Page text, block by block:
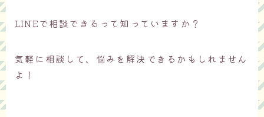
LINEで相談できるって知っていますか？
気軽に相談して、悩みを解決できるかもしれません
よ！